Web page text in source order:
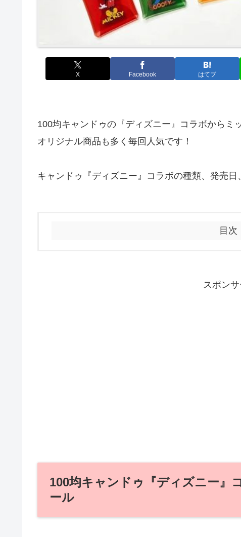
X Facebook はてブ
100均キャンドゥの『ディズニー』コラボからミ
オリジナル商品も多く毎回人気です！
キャンドゥ『ディズニー』コラボの種類、発売日
目次
スポン
100均キャンドゥ『ディズニー
ール